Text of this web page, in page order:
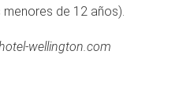
de 12 años).
wellington.com